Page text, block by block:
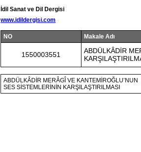
İdil Sanat ve Dil Dergisi
www.idildergisi.com
NO Makale Adı
1550003551
ABDÜLKÂDİR
ABDÜLKÂDİR MERÂGÎ VE KANTEMİROĞLU’NUN
SES SİSTEMLERİNİN KARŞILAŞTIRILMASI